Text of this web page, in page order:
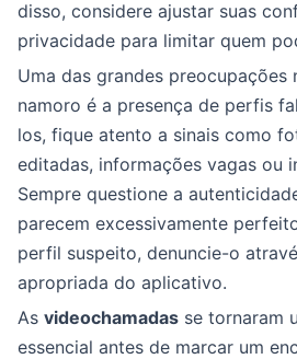
disso, considere ajustar suas
privacidade para limitar quem
Uma das grandes preocupações
namoro é a presença de perfis
los, fique atento a sinais como
editadas, informações vagas ou
Sempre questione a
parecem excessivamente
perfil suspeito, denuncie-o
apropriada do aplicativo.
As videochamadas se tornaram
essencial antes de marcar um